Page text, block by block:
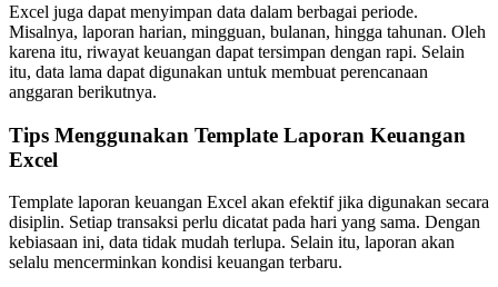
Excel juga dapat menyimpan data dalam berbagai periode.
Misalnya, laporan harian, mingguan, bulanan, hingga tahunan. Oleh
karena itu, riwayat keuangan dapat tersimpan dengan rapi. Selain
itu, data lama dapat digunakan untuk membuat perencanaan
anggaran berikutnya.
Tips Menggunakan Template Laporan Keuangan
Excel
Template laporan keuangan Excel akan efektif jika digunakan secara
disiplin. Setiap transaksi perlu dicatat pada hari yang sama. Dengan
kebiasaan ini, data tidak mudah terlupa. Selain itu, laporan akan
selalu mencerminkan kondisi keuangan terbaru.